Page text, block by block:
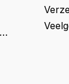
a
ntwerpen@livingdesign.be